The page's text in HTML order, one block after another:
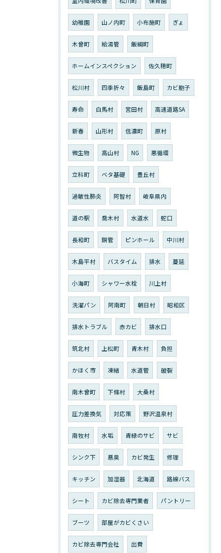
幼稚園 山ノ内町 小布施町 ぎょ
木曾町 給湯管 飯綱町
ホームインスペクション 佐久穂町
松川村 四季折々 飯島町 カビ胞子
寿命 白馬村 宮田村 高速道路SA
新春 山形村 信濃町 原村
微生物 高山村 NG 悪循環
立科町 ベタ基礎 豊丘村
過敏性肺炎 阿智村 岐阜県内
道の駅 喬木村 水道水 蛇口
長和町 銅管 ピンホール 中川村
木島平村 バスタイム 排水 蔓延
小海町 シャワー水栓 川上村
洗濯パン 阿南町 朝日村 昭和区
排水トラブル 赤カビ 排水口
筑北村 上松町 青木村 負担
かほく市 凍結 水道管 破裂
南木曾町 下條村 大桑村
圧力差換気 対応策 野沢温泉村
南牧村 水垢 青緑のサビ サビ
シンク下 悪臭 カビ発生 修理
キッチン 加湿器 北海道 路線バス
シート カビ除去専門業者 パントリー
ブーツ 部屋がカビくさい
カビ除去専門会社 出費